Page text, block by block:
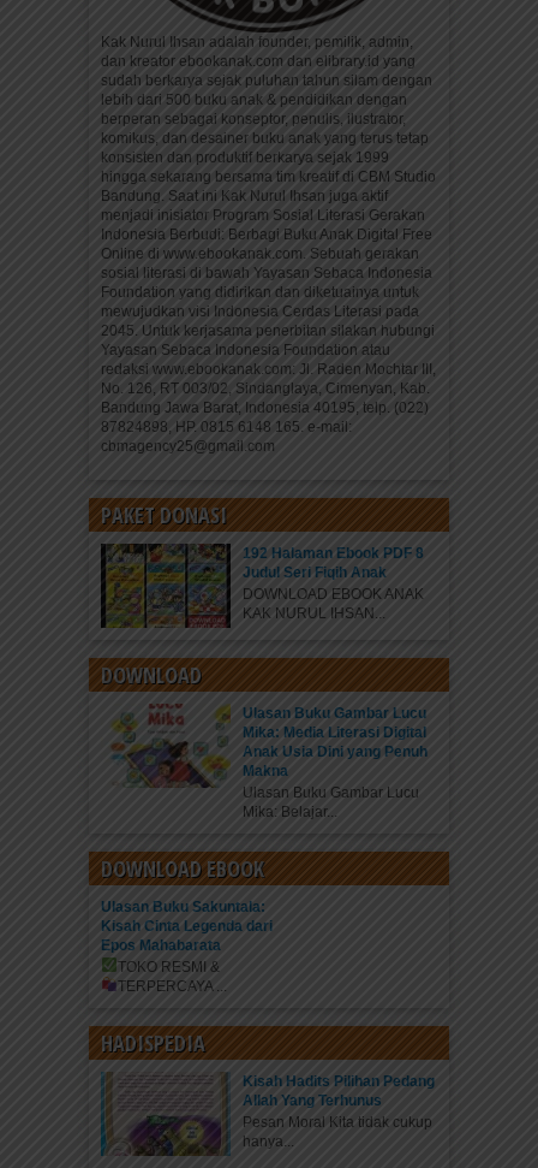
Kak Nurul Ihsan adalah founder, pemilik, admin,
dan kreator ebookanak.com dan elibrary.id yang
sudah berkarya sejak puluhan tahun silam dengan
lebih dari 500 buku anak & pendidikan dengan
berperan sebagai konseptor, penulis, ilustrator,
komikus, dan desainer buku anak yang terus tetap
konsisten dan produktif berkarya sejak 1999
hingga sekarang bersama tim kreatif di CBM Studio
Bandung. Saat ini Kak Nurul Ihsan juga aktif
menjadi inisiator Program Sosial Literasi Gerakan
Indonesia Berbudi: Berbagi Buku Anak Digital Free
Online di www.ebookanak.com. Sebuah gerakan
sosial literasi di bawah Yayasan Sebaca Indonesia
Foundation yang didirikan dan diketuainya untuk
mewujudkan visi Indonesia Cerdas Literasi pada
2045. Untuk kerjasama penerbitan silakan hubungi
Yayasan Sebaca Indonesia Foundation atau
redaksi www.ebookanak.com: Jl. Raden Mochtar III,
No. 126, RT 003/02, Sindanglaya, Cimenyan, Kab.
Bandung Jawa Barat, Indonesia 40195, telp. (022)
87824898, HP. 0815 6148 165. e-mail:
cbmagency25@gmail.com
PAKET DONASI
192 Halaman Ebook PDF 8
Judul Seri Fiqih Anak
DOWNLOAD EBOOK ANAK
KAK NURUL IHSAN...
DOWNLOAD
Ulasan Buku Gambar Lucu
Mika: Media Literasi Digital
Anak Usia Dini yang Penuh
Makna
Ulasan Buku Gambar Lucu
Mika: Belajar...
DOWNLOAD EBOOK
Ulasan Buku Sakuntala:
Kisah Cinta Legenda dari
Epos Mahabarata
TOKO RESMI &
TERPERCAYA ...
HADISPEDIA
Kisah Hadits Pilihan Pedang
Allah Yang Terhunus
Pesan Moral Kita tidak cukup
hanya...